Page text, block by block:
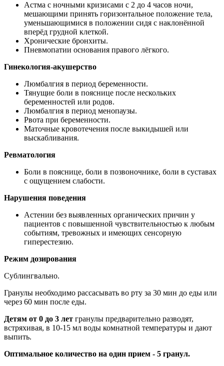
Астма с ночными кризисами с 2 до 4 часов ночи,
мешающими принять горизонтальное положение тела,
уменьшающимися в положении сидя с наклонённой
вперёд грудной клеткой.
Хронические бронхиты.
Пневмопатии основания правого лёгкого.
Гинекология-акушерство
Люмбалгия в период беременности.
Тянущие боли в пояснице после нескольких
беременностей или родов.
Люмбалгия в период менопаузы.
Рвота при беременности.
Маточные кровотечения после выкидышей или
выскабливания.
Ревматология
Боли в пояснице, боли в позвоночнике, боли в суставах
с ощущением слабости.
Нарушения поведения
Астении без выявленных органических причин у
пациентов с повышенной чувствительностью к любым
событиям, тревожных и имеющих сенсорную
гиперестезию.
Режим дозирования
Сублингвально.
Гранулы необходимо рассасывать во рту за 30 мин до еды или
через 60 мин после еды.
Детям от 0 до 3 лет гранулы предварительно разводят,
встряхивая, в 10-15 мл воды комнатной температуры и дают
выпить.
Оптимальное количество на один прием - 5 гранул.